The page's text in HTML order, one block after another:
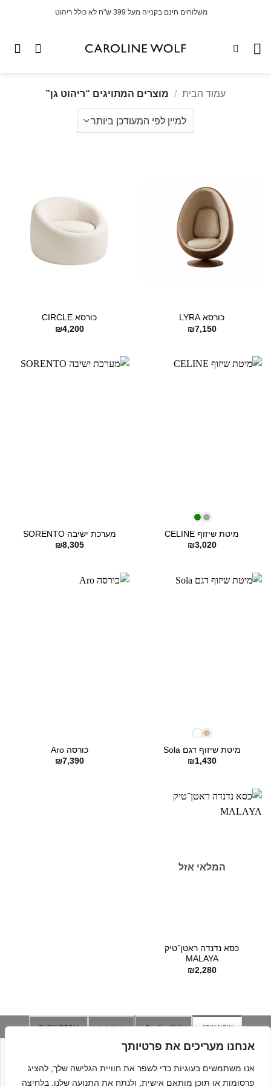
אנחנו מעריכים את פרטיותך
אנו משתמשים בעוגיות כדי לשפר את חוויית הגלישה שלך, להציג
פרסומות או תוכן מותאם אישית, ולנתח את התנועה שלנו. בלחיצה
משלוחים חינם בקנייה מעל 399 ש"ח לא כולל ריהוט
עמוד הבית / מוצרים המתויגים “ריהוט גן”
כורסא LYRA
₪7,150
כורסא CIRCLE
₪4,200
מיטת שיזוף CELINE
₪3,020
מערכת ישיבה SORENTO
₪8,305
מיטת שיזוף דגם Sola
₪1,430
כורסה Aro
₪7,390
המלאי אזל
כסא נדנדה ראטן־טיק
MALAYA
₪2,280
JOIN NOW
Caroline Wolf יצירת קשר SHOW ROOM